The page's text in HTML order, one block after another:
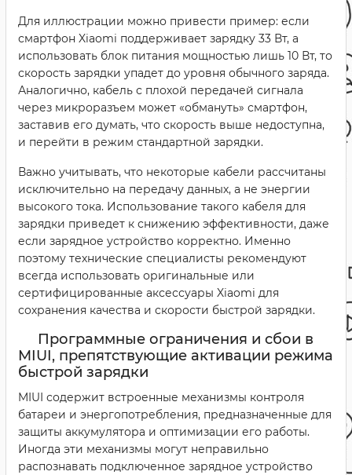
Для иллюстрации можно привести пример: если
смартфон Xiaomi поддерживает зарядку 33 Вт, а
использовать блок питания мощностью лишь 10 Вт, то
скорость зарядки упадет до уровня обычного заряда.
Аналогично, кабель с плохой передачей сигнала
через микроразъем может «обмануть» смартфон,
заставив его думать, что скорость выше недоступна,
и перейти в режим стандартной зарядки.
Важно учитывать, что некоторые кабели рассчитаны
исключительно на передачу данных, а не энергии
высокого тока. Использование такого кабеля для
зарядки приведет к снижению эффективности, даже
если зарядное устройство корректно. Именно
поэтому технические специалисты рекомендуют
всегда использовать оригинальные или
сертифицированные аксессуары Xiaomi для
сохранения качества и скорости быстрой зарядки.
Программные ограничения и сбои в
MIUI, препятствующие активации режима
быстрой зарядки
MIUI содержит встроенные механизмы контроля
батареи и энергопотребления, предназначенные для
защиты аккумулятора и оптимизации его работы.
Иногда эти механизмы могут неправильно
распознавать подключенное зарядное устройство